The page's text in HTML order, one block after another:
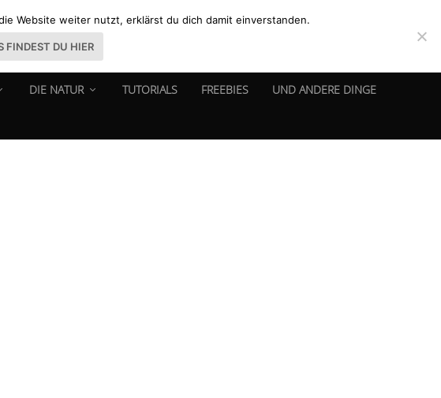
DIE NATUR TUTORIALS FREEBIES UND ANDERE DINGE
Website weiter nutzt, erklärst du dich damit einverstanden.
FINDEST DU HIER